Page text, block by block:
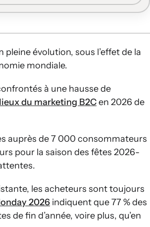
désormais de l’été à décembre,
listes toute l’année, à
les acheteurs BFCM en clients
et la personnalisation
expériences cohérentes et
Friday-Cyber Monday comme
évolution, sous l’effet de la
mondiale.
à une hausse de
du marketing B2Cen 2026 de
auprès de 7 000 consommateurs
pour la saison des fêtes 2026-
les acheteurs sont toujours
2026 indiquent que 77 % des
fin d’année, voire plus, qu’en